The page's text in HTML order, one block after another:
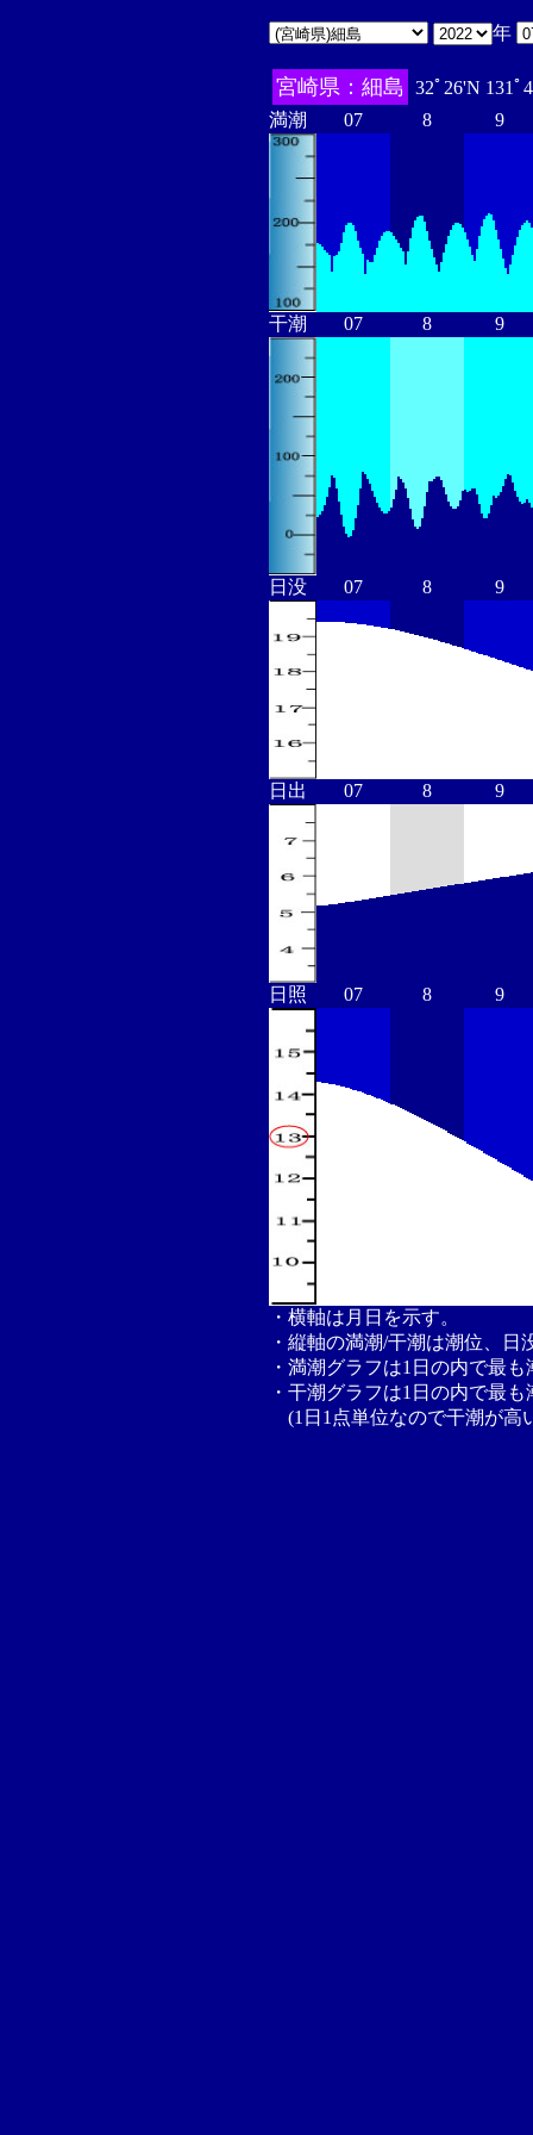
年
宮崎県：細島
32ﾟ26'N 131ﾟ
満潮
07 8 9
干潮 07 8 9
日没 07 8 9
日出 07 8 9
日照 07 8 9
・横軸は月日を示す。
・縦軸の満潮/干潮は潮位、
・満潮グラフは1日の内で最
・干潮グラフは1日の内で最
(1日1点単位なので干潮が高